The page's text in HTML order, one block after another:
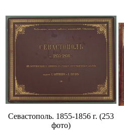
Севастополь. 1855-1856 г. (253
фото)